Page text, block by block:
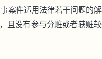
案件适用法律若干问题的解
且没有参与分赃或者获赃较